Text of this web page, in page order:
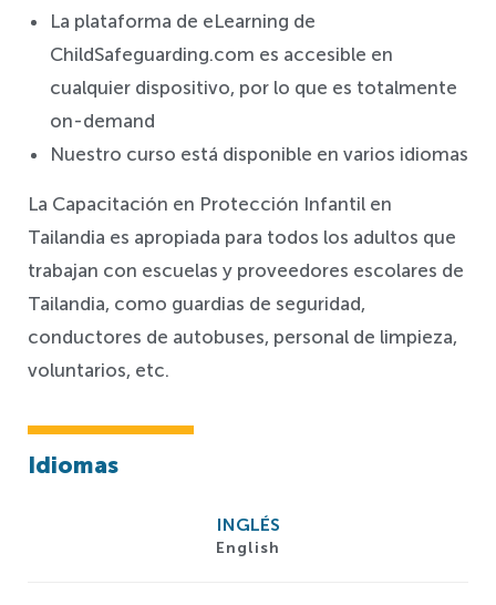
La plataforma de eLearning de
ChildSafeguarding.com es accesible en
cualquier dispositivo, por lo que es totalmente
on-demand
Nuestro curso está disponible en varios idiomas
La Capacitación en Protección Infantil en
Tailandia es apropiada para todos los adultos que
trabajan con escuelas y proveedores escolares de
Tailandia, como guardias de seguridad,
conductores de autobuses, personal de limpieza,
voluntarios, etc.
Idiomas
INGLÉS
English